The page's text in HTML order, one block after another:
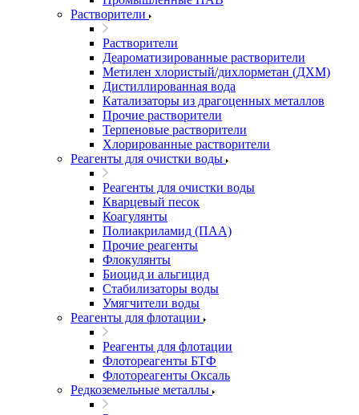
Растворители
Растворители
Деароматизированные растворители
Метилен хлористый/дихлорметан (ДХМ)
Дистиллированная вода
Катализаторы из драгоценных металлов
Прочие растворители
Терпеновые растворители
Хлорированные растворители
Реагенты для очистки воды
Реагенты для очистки воды
Кварцевый песок
Коагулянты
Полиакриламид (ПАА)
Прочие реагенты
Флокулянты
Биоцид и альгицид
Стабилизаторы воды
Умягчители воды
Реагенты для флотации
Реагенты для флотации
Флотореагенты БТФ
Флотореагенты Оксаль
Редкоземельные металлы